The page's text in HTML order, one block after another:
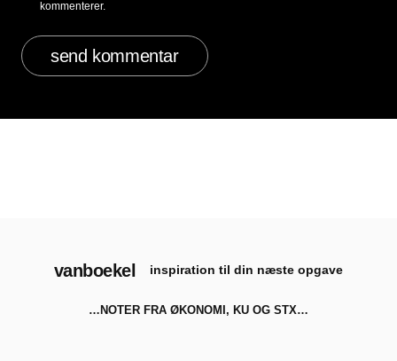
kommenterer.
vanboekel inspiration til din næste opgave
…NOTER FRA ØKONOMI, KU OG STX…